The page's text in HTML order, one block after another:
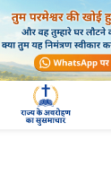
का सामना करना